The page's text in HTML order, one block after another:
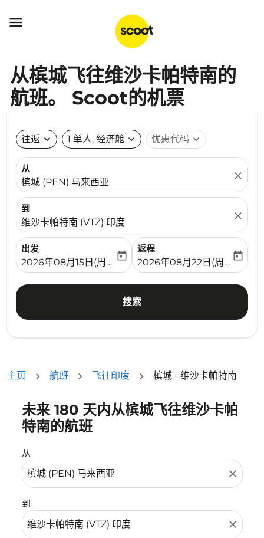

从槟城飞往维沙卡帕特南的
航班。 Scoot的机票
往返 expand_more 1 单人, 经济舱 expand_more 优惠代码 expand_more
从
槟城 (PEN) 马来西亚
close
到
维沙卡帕特南 (VTZ) 印度
close
出发
fc-booking-departure-date-aria-label
2026年08月15日(周六)
today
返程
fc-booking-return-date-
2026年08月22日(周六)
today
搜索
主页 航班 飞往印度 槟城 - 维沙卡帕特南
未来 180 天内从槟城飞往维沙卡帕
特南的航班
从
close
到
close
没有符合您的筛选条件的机票。请调整您的筛选条件。